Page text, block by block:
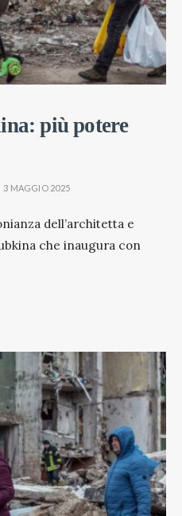
più potere
3 MAGGIO 2025
dell’architetta e
che inaugura con